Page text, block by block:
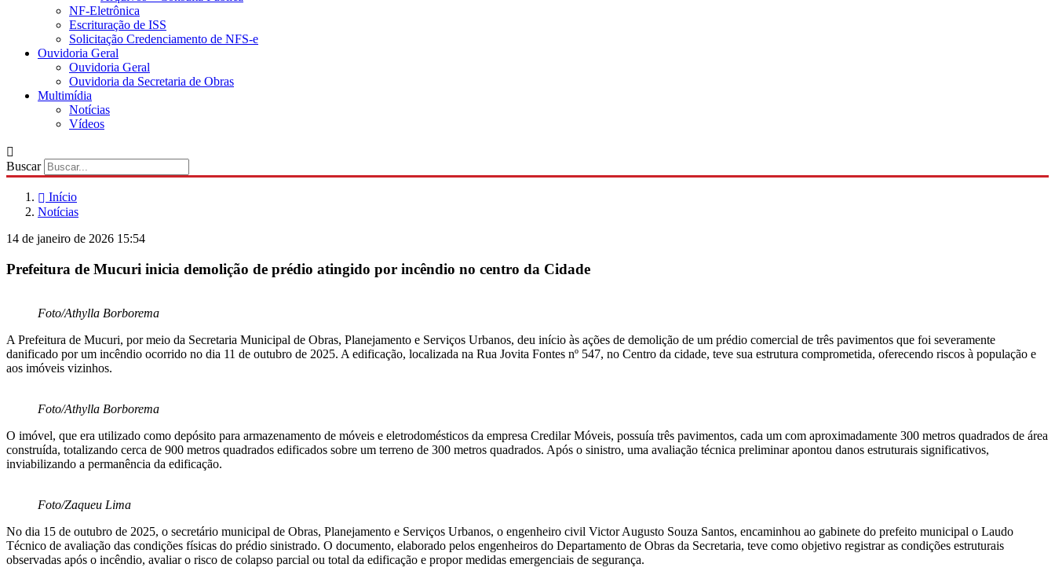
NF-Eletrônica
Escrituração de ISS
Solicitação Credenciamento de NFS-e
Ouvidoria Geral
Ouvidoria Geral
Ouvidoria da Secretaria de Obras
Multimídia
Notícias
Vídeos
Buscar
Início
Notícias
14 de janeiro de 2026 15:54
Prefeitura de Mucuri inicia demolição de prédio atingido por incêndio no centro da Cidade
Foto/Athylla Borborema
A Prefeitura de Mucuri, por meio da Secretaria Municipal de Obras, Planejamento e Serviços Urbanos, deu início às ações de demolição de um prédio comercial de três pavimentos que foi severamente
danificado por um incêndio ocorrido no dia 11 de outubro de 2025. A edificação, localizada na Rua Jovita Fontes nº 547, no Centro da cidade, teve sua estrutura comprometida, oferecendo riscos à população e
aos imóveis vizinhos.
Foto/Athylla Borborema
O imóvel, que era utilizado como depósito para armazenamento de móveis e eletrodomésticos da empresa Credilar Móveis, possuía três pavimentos, cada um com aproximadamente 300 metros quadrados de área
construída, totalizando cerca de 900 metros quadrados edificados sobre um terreno de 300 metros quadrados. Após o sinistro, uma avaliação técnica preliminar apontou danos estruturais significativos,
inviabilizando a permanência da edificação.
Foto/Zaqueu Lima
No dia 15 de outubro de 2025, o secretário municipal de Obras, Planejamento e Serviços Urbanos, o engenheiro civil Victor Augusto Souza Santos, encaminhou ao gabinete do prefeito municipal o Laudo
Técnico de avaliação das condições físicas do prédio sinistrado. O documento, elaborado pelos engenheiros do Departamento de Obras da Secretaria, teve como objetivo registrar as condições estruturais
observadas após o incêndio, avaliar o risco de colapso parcial ou total da edificação e propor medidas emergenciais de segurança.